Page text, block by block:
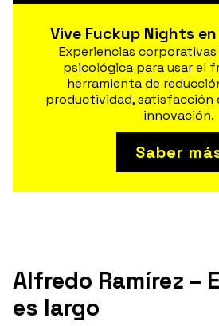
Vive Fuckup Nights
Experiencias
psicológica para usar el
herramienta de
productividad, satisfacción
innovación.
Saber
Alfredo Ramírez –
es largo